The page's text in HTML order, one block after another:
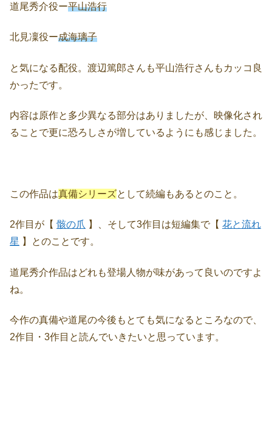
道尾秀介役ー平山浩行
北見凜役ー成海璃子
と気になる配役。渡辺篤郎さんも平山浩行さんもカッコ良
かったです。
内容は原作と多少異なる部分はありましたが、映像化され
ることで更に恐ろしさが増しているようにも感じました。
この作品は真備シリーズとして続編もあるとのこと。
2作目が【 骸の爪 】、そして3作目は短編集で【 花と流れ
星 】とのことです。
道尾秀介作品はどれも登場人物が味があって良いのですよ
ね。
今作の真備や道尾の今後もとても気になるところなので、
2作目・3作目と読んでいきたいと思っています。